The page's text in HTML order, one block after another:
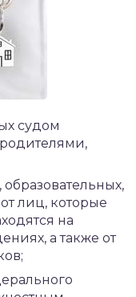
судом
лиц, которые
на
а также от